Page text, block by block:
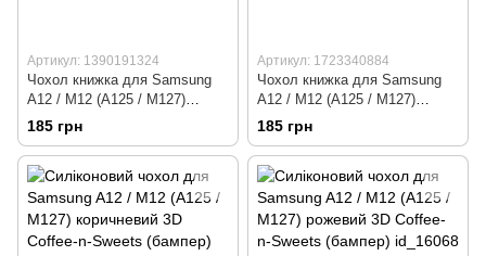
Артикул: 1390191324
Чохол книжка для Samsung
A12 / M12 (A125 / M127)
бордовий
185 грн
Артикул: 1723340884
Чохол книжка для Samsung
A12 / M12 (A125 / M127)
фіолетовий
185 грн